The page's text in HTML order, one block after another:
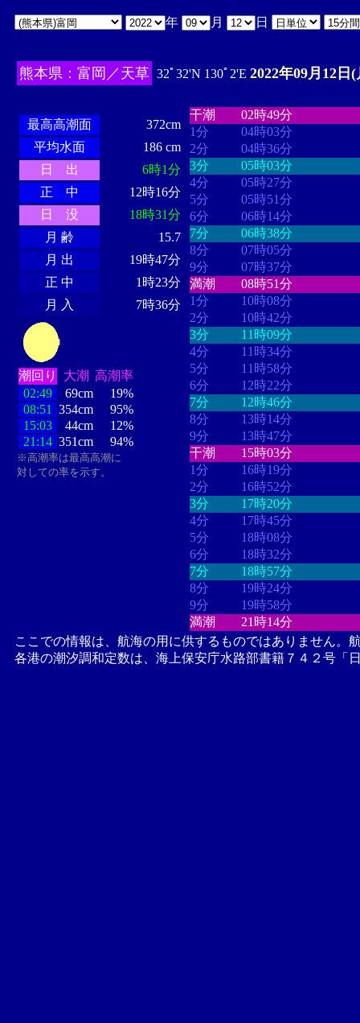
年 月 日
熊本県：富岡／天草 32ﾟ32'N 130ﾟ2'E 2022年09月12日(
最高高潮面
372cm
平均水面
186 cm
日 出
6時1分
正 中
12時16分
日 没
18時31分
月 齢
15.7
月 出
19時47分
正 中
1時23分
月 入
7時36分
潮回り 大潮 高潮率
02:49
69cm
19%
08:51
354cm
95%
15:03
44cm
12%
21:14 351cm 94%
※高潮率は最高高潮に
対しての率を示す。
干潮
02時49分
1分
04時03分
2分
04時36分
3分
05時03分
4分
05時27分
5分
05時51分
6分
06時14分
7分
06時38分
8分
07時05分
9分
07時37分
満潮
08時51分
1分
10時08分
2分
10時42分
3分
11時09分
4分
11時34分
5分
11時58分
6分
12時22分
7分
12時46分
8分
13時14分
9分
13時47分
干潮
15時03分
1分
16時19分
2分
16時52分
3分
17時20分
4分
17時45分
5分
18時08分
6分
18時32分
7分
18時57分
8分
19時24分
9分
19時58分
満潮
21時14分
ここでの情報は、航海の用に供するものではありません。
各港の潮汐調和定数は、海上保安庁水路部書籍７４２号「